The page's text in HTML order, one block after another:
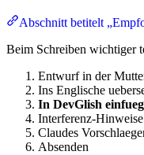
Abschnitt betitelt
Beim Schreiben wichtiger
Entwurf in der
Ins Englische
In DevGlish
Interferenz-
Claudes
Absenden